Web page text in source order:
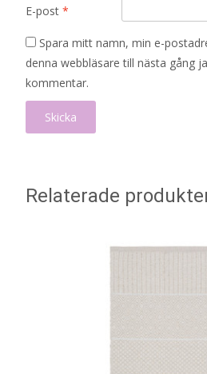
E-post *
Spara mitt namn, min e-
denna webbläsare till nästa gång
kommentar.
Relaterade